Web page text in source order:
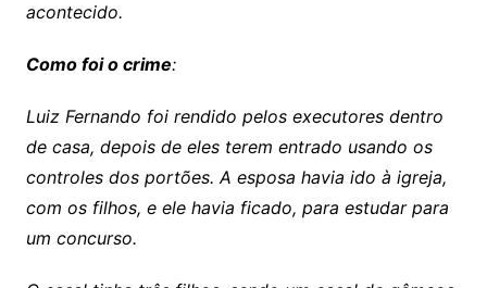
acontecido.
Como foi o crime:
Luiz Fernando foi rendido pelos executores dentro
de casa, depois de eles terem entrado usando os
controles dos portões. A esposa havia ido à igreja,
com os filhos, e ele havia ficado, para estudar para
um concurso.